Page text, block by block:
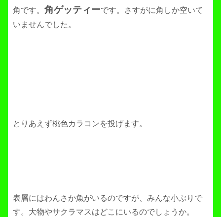
角です。 角ゲッティーです。さすがに角しか空いて
いませんでした。
とりあえず桃色カラコンを投げます。
表層にはわんさか魚がいるのですが、みんな小ぶりで
す。大物やサクラマスはどこにいるのでしょうか。